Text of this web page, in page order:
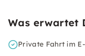
Was erwartet
Private Fahrt im